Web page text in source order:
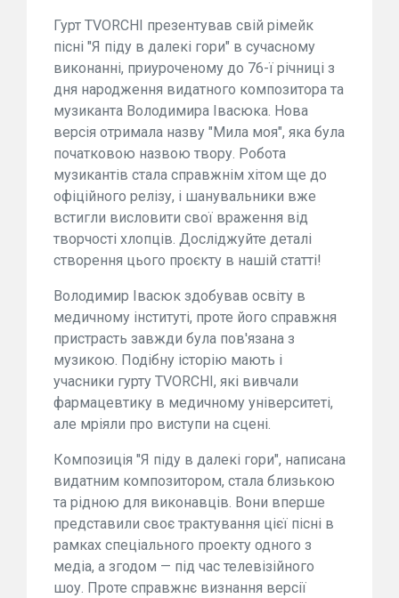
Гурт TVORCHI презентував свій рімейк
пісні "Я піду в далекі гори" в сучасному
виконанні, приуроченому до 76-ї річниці з
дня народження видатного композитора та
музиканта Володимира Івасюка. Нова
версія отримала назву "Мила моя", яка була
початковою назвою твору. Робота
музикантів стала справжнім хітом ще до
офіційного релізу, і шанувальники вже
встигли висловити свої враження від
творчості хлопців. Досліджуйте деталі
створення цього проєкту в нашій статті!
Володимир Івасюк здобував освіту в
медичному інституті, проте його справжня
пристрасть завжди була пов'язана з
музикою. Подібну історію мають і
учасники гурту TVORCHI, які вивчали
фармацевтику в медичному університеті,
але мріяли про виступи на сцені.
Композиція "Я піду в далекі гори", написана
видатним композитором, стала близькою
та рідною для виконавців. Вони вперше
представили своє трактування цієї пісні в
рамках спеціального проекту одного з
медіа, а згодом — під час телевізійного
шоу. Проте справжнє визнання версії